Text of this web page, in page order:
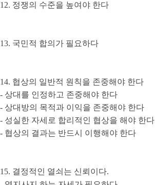
12. 정쟁의 수준을 높여야 한다
13. 국민적 합의가 필요하다
14. 협상의 일반적 원칙을 존중해야 한다
- 상대를 인정하고 존중해야 한다
- 상대방의 목적과 이익을 존중해야 한다
- 성실한 자세로 합리적인 협상을 해야 한다
- 협상의 결과는 반드시 이행해야 한다
15. 결정적인 열쇠는 신뢰이다.